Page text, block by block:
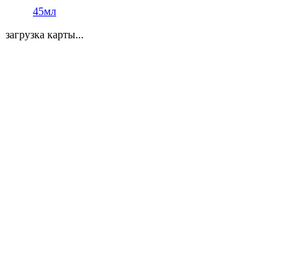
45мл
загрузка карты...